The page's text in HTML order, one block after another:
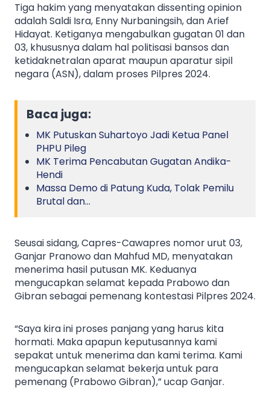
Tiga hakim yang menyatakan dissenting opinion
adalah Saldi Isra, Enny Nurbaningsih, dan Arief
Hidayat. Ketiganya mengabulkan gugatan 01 dan
03, khususnya dalam hal politisasi bansos dan
ketidaknetralan aparat maupun aparatur sipil
negara (ASN), dalam proses Pilpres 2024.
Baca juga:
MK Putuskan Suhartoyo Jadi Ketua Panel
PHPU Pileg
MK Terima Pencabutan Gugatan Andika-
Hendi
Massa Demo di Patung Kuda, Tolak Pemilu
Brutal dan…
Seusai sidang, Capres-Cawapres nomor urut 03,
Ganjar Pranowo dan Mahfud MD, menyatakan
menerima hasil putusan MK. Keduanya
mengucapkan selamat kepada Prabowo dan
Gibran sebagai pemenang kontestasi Pilpres 2024.
“Saya kira ini proses panjang yang harus kita
hormati. Maka apapun keputusannya kami
sepakat untuk menerima dan kami terima. Kami
mengucapkan selamat bekerja untuk para
pemenang (Prabowo Gibran),” ucap Ganjar.